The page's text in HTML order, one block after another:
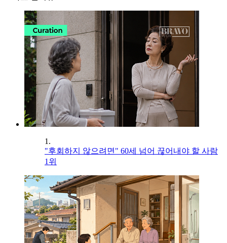
1.
"후회하지 않으려면" 60세 넘어 끊어내야 할 사람
1위